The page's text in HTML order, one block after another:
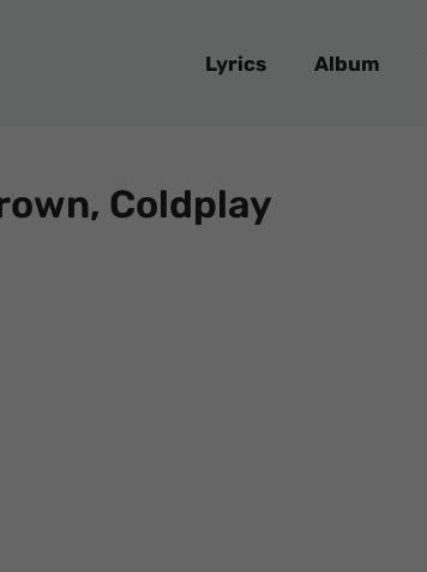
Lyrics Album
Coldplay